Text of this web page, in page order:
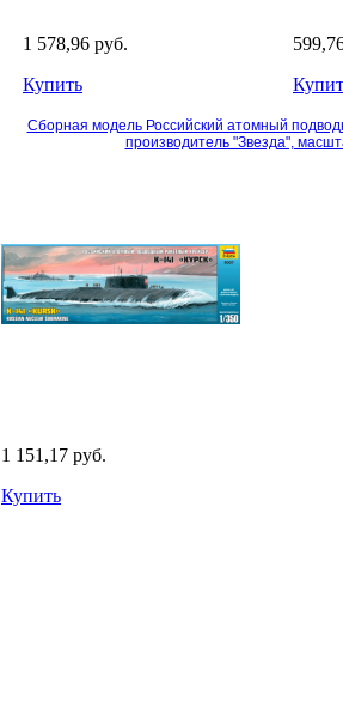
1 578,96 руб.
Купить
Сборная модель Российский атомный
производитель "Звезда",
1 151,17 руб.
Купить